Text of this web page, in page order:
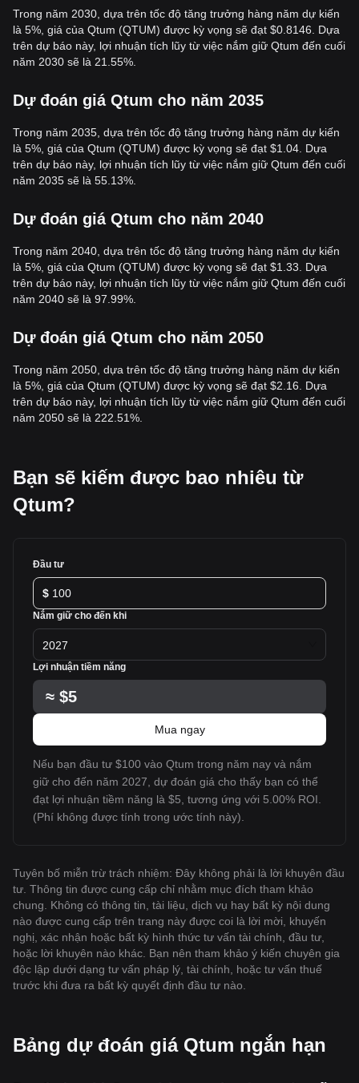
Trong năm 2030, dựa trên tốc độ tăng trưởng hàng năm dự kiến
là 5%, giá của Qtum (QTUM) được kỳ vọng sẽ đạt $0.8146. Dựa
trên dự báo này, lợi nhuận tích lũy từ việc nắm giữ Qtum đến cuối
năm 2030 sẽ là 21.55%.
Dự đoán giá Qtum cho năm 2035
Trong năm 2035, dựa trên tốc độ tăng trưởng hàng năm dự kiến
là 5%, giá của Qtum (QTUM) được kỳ vọng sẽ đạt $1.04. Dựa
trên dự báo này, lợi nhuận tích lũy từ việc nắm giữ Qtum đến cuối
năm 2035 sẽ là 55.13%.
Dự đoán giá Qtum cho năm 2040
Trong năm 2040, dựa trên tốc độ tăng trưởng hàng năm dự kiến
là 5%, giá của Qtum (QTUM) được kỳ vọng sẽ đạt $1.33. Dựa
trên dự báo này, lợi nhuận tích lũy từ việc nắm giữ Qtum đến cuối
năm 2040 sẽ là 97.99%.
Dự đoán giá Qtum cho năm 2050
Trong năm 2050, dựa trên tốc độ tăng trưởng hàng năm dự kiến
là 5%, giá của Qtum (QTUM) được kỳ vọng sẽ đạt $2.16. Dựa
trên dự báo này, lợi nhuận tích lũy từ việc nắm giữ Qtum đến cuối
năm 2050 sẽ là 222.51%.
Bạn sẽ kiếm được bao nhiêu từ
Qtum?
Đầu tư
$
Nắm giữ cho đến khi
2027
Lợi nhuận tiềm năng
≈ $5
Mua ngay
Nếu bạn đầu tư $100 vào Qtum trong năm nay và nắm
giữ cho đến năm 2027, dự đoán giá cho thấy bạn có thể
đạt lợi nhuận tiềm năng là $5, tương ứng với 5.00% ROI.
(Phí không được tính trong ước tính này).
Tuyên bố miễn trừ trách nhiệm: Đây không phải là lời khuyên đầu
tư. Thông tin được cung cấp chỉ nhằm mục đích tham khảo
chung. Không có thông tin, tài liệu, dịch vụ hay bất kỳ nội dung
nào được cung cấp trên trang này được coi là lời mời, khuyến
nghị, xác nhận hoặc bất kỳ hình thức tư vấn tài chính, đầu tư,
hoặc lời khuyên nào khác. Bạn nên tham khảo ý kiến chuyên gia
độc lập dưới dạng tư vấn pháp lý, tài chính, hoặc tư vấn thuế
trước khi đưa ra bất kỳ quyết định đầu tư nào.
Bảng dự đoán giá Qtum ngắn hạn